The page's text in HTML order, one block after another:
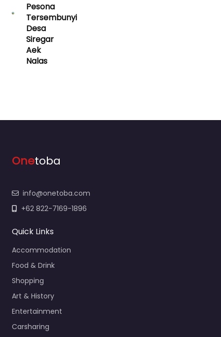
Pesona
Tersembunyi
Desa
Siregar
Aek
Nalas
Onetoba
info@onetoba.com
+62 822-7169-1896
Quick Links
Accommodation
Food & Drink
Shopping
Art & History
Entertainment
Carsharing